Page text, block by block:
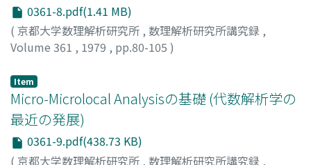
0361-8.pdf(1.41 MB)
( 京都大学数理解析研究所 , 数理解析研究所講究録 ,
Volume 361 , 1979 , pp.80-105 )
Item
Micro-Microlocal Analysisの基礎 (代数解析学の
最近の発展)
0361-9.pdf(438.73 KB)
( 京都大学数理解析研究所 , 数理解析研究所講究録 ,